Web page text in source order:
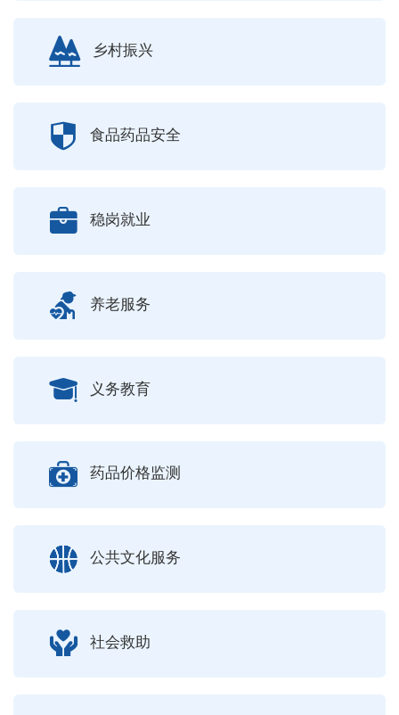
乡村振兴
食品药品安全
稳岗就业
养老服务
义务教育
药品价格监测
公共文化服务
社会救助